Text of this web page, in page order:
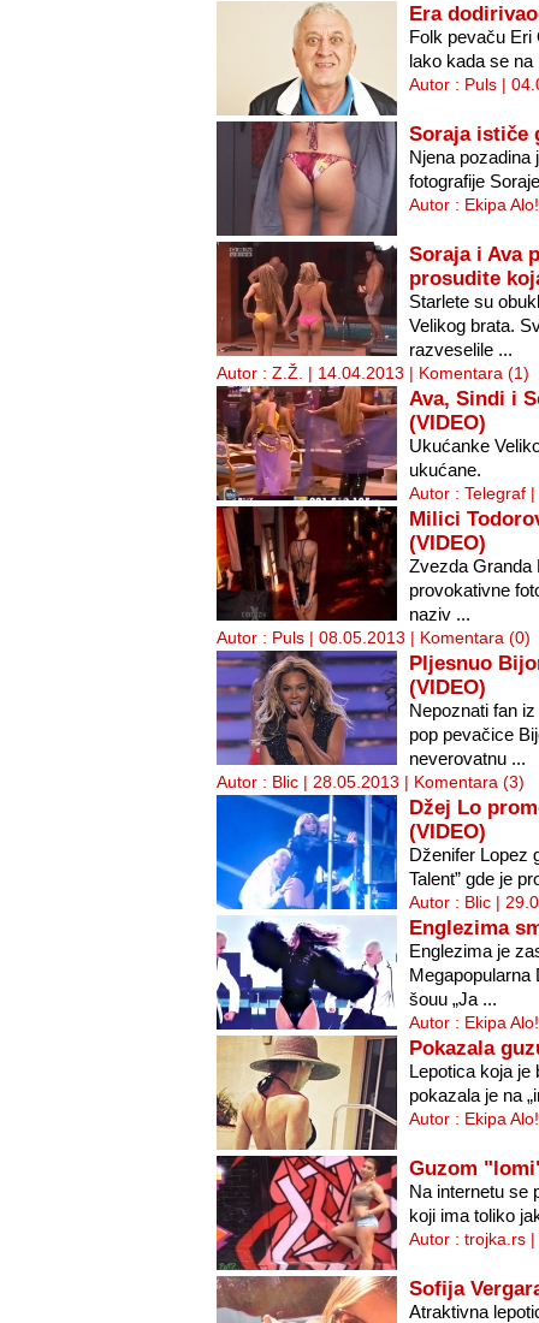
Era
Folk pevaču Eri
lako kada se na
Autor : Puls |
Soraja ističe
Njena pozadina
fotografije
Autor : Ekipa
Soraja i Ava
prosudite
Starlete su
Velikog brata.
razveselile ...
Autor : Z.Ž. | 14.04.2013 | Komentara (1)
Ava, Sindi i
(VIDEO)
Ukućanke
ukućane.
Autor : Telegraf
Milici
(VIDEO)
Zvezda Granda
provokativne
naziv ...
Autor : Puls | 08.05.2013 | Komentara (0)
Pljesnuo
(VIDEO)
Nepoznati fan
pop pevačice
neverovatnu ...
Autor : Blic | 28.05.2013 | Komentara (3)
Džej Lo
(VIDEO)
Dženifer Lopez
Talent” gde je
Autor : Blic |
Englezima
Englezima je
Megapopularna
šouu „Ja ...
Autor : Ekipa
Pokazala
Lepotica koja je
pokazala je na
Autor : Ekipa
Guzom
Na internetu se
koji ima toliko
Autor : trojka.rs
Sofija
Atraktivna